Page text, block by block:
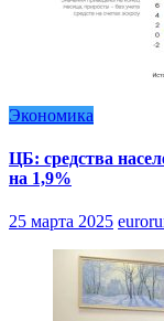
Экономика
ЦБ: средства
на 1,9%
25 марта 2025